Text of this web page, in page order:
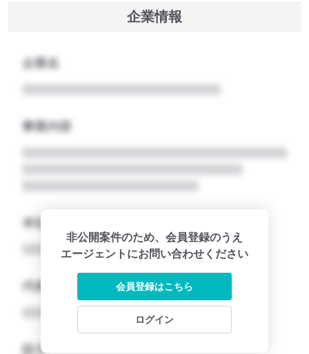
企業情報
企業名
事業内容
本社所在地名
代表者
設立
非公開案件のため、会員登録のうえ
エージェントにお問い合わせください
会員登録はこちら
ログイン